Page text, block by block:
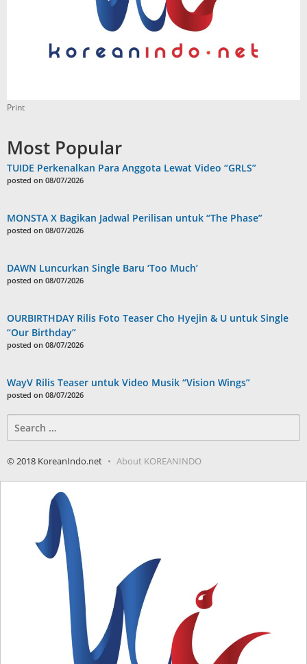
Print
Most Popular
TUIDE Perkenalkan Para Anggota Lewat Video “GRLS”
posted on 08/07/2026
MONSTA X Bagikan Jadwal Perilisan untuk “The Phase”
posted on 08/07/2026
DAWN Luncurkan Single Baru ‘Too Much’
posted on 08/07/2026
OURBIRTHDAY Rilis Foto Teaser Cho Hyejin & U untuk Single
“Our Birthday”
posted on 08/07/2026
WayV Rilis Teaser untuk Video Musik “Vision Wings”
posted on 08/07/2026
for:
© 2018 KoreanIndo.net About KOREANINDO